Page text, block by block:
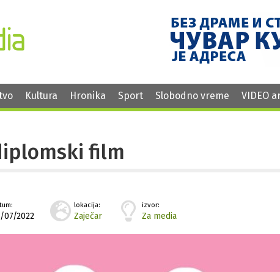
Kultura Hronika Sport Slobodno vreme VIDEO
film
07/2022
lokacija:
Zaječar
izvor:
Za media